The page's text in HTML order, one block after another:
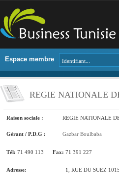
Espace membre
REGIE NATIONALE
Raison sociale : REGIE NATIONALE
Gérant / P.D.G : Gazbar Boulbaba
Tél: 71 490 113 Fax: 71 391 227
Adresse: 1, RUE DU SUEZ